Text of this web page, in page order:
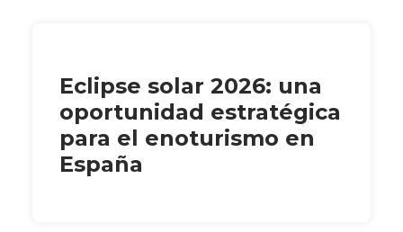
Eclipse solar 2026: una
oportunidad estratégica
para el enoturismo en
España